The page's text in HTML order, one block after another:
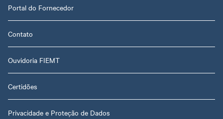
Portal do Fornecedor
Contato
Ouvidoria FIEMT
Certidões
Privacidade e Proteção de Dados